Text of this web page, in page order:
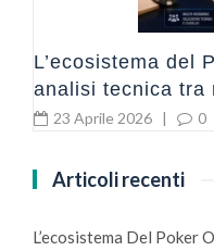
L’ecosistema del
analisi tecnica tra
23 Aprile 2026 | 0
Articoli recenti
L’ecosistema Del Poker